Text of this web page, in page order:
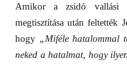
Amikor a zsidó vallási
megtisztítása után feltették
hogy „Miféle hatalommal
neked a hatalmat, hogy